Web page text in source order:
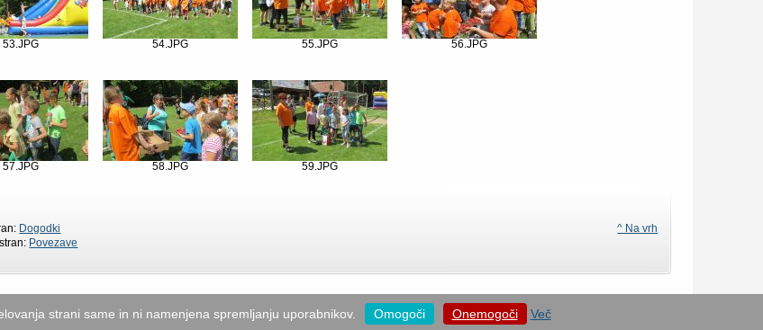
53.JPG 54.JPG 55.JPG 56.JPG
57.JPG 58.JPG 59.JPG
^ Na vrh
Dogodki
Povezave
10 .:. Za ogled se priporoča Mozilla Firefox .:. Ločljivost najmanj 1024*768
strani same in ni namenjena spremljanju uporabnikov. Omogoči Onemogoči Več